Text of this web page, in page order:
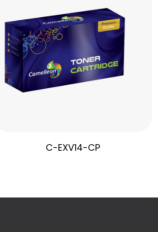
C-EXV14-CP